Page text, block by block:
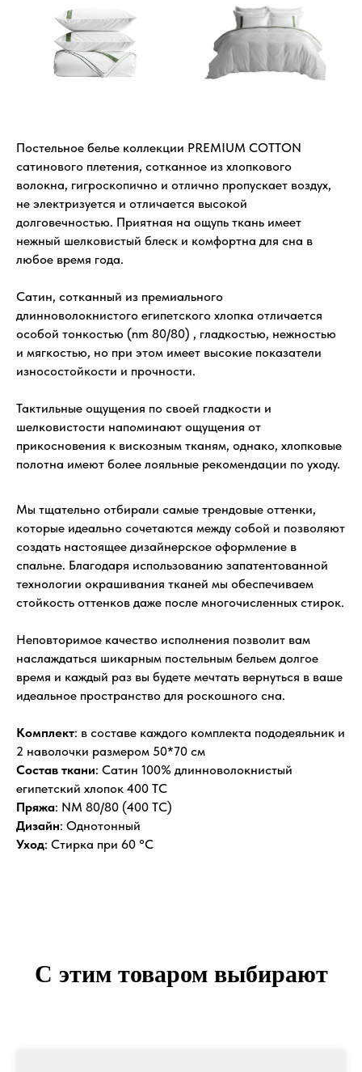
Постельное белье коллекции PREMIUM COTTON
сатинового плетения, сотканное из хлопкового
волокна, гигроскопично и отлично пропускает воздух,
не электризуется и отличается высокой
долговечностью. Приятная на ощупь ткань имеет
нежный шелковистый блеск и комфортна для сна в
любое время года.
Сатин, сотканный из премиального
длинноволокнистого египетского хлопка отличается
особой тонкостью (nm 80/80) , гладкостью, нежностью
и мягкостью, но при этом имеет высокие показатели
износостойкости и прочности.
Тактильные ощущения по своей гладкости и
шелковистости напоминают ощущения от
прикосновения к вискозным тканям, однако, хлопковые
полотна имеют более лояльные рекомендации по уходу.
Мы тщательно отбирали самые трендовые оттенки,
которые идеально сочетаются между собой и позволяют
создать настоящее дизайнерское оформление в
спальне. Благодаря использованию запатентованной
технологии окрашивания тканей мы обеспечиваем
стойкость оттенков даже после многочисленных стирок.
Неповторимое качество исполнения позволит вам
наслаждаться шикарным постельным бельем долгое
время и каждый раз вы будете мечтать вернуться в ваше
идеальное пространство для роскошного сна.
Комплект: в составе каждого комплекта пододеяльник и
2 наволочки размером 50*70 см
Состав ткани: Сатин 100% длинноволокнистый
египетский хлопок 400 ТС
Пряжа: NM 80/80 (400 ТС)
Дизайн: Однотонный
Уход: Стирка при 60 °С
С этим товаром выбирают